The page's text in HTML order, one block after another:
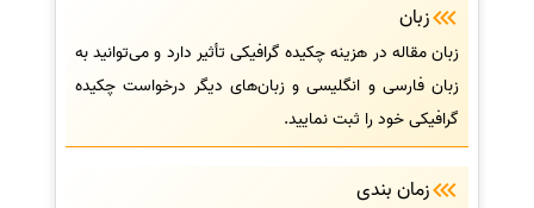
زبان
زبان مقاله در هزینه چکیده گرافیکی تأثیر دارد و می‌توانید به
زبان فارسی و انگلیسی و زبان‌های دیگر درخواست چکیده
گرافیکی خود را ثبت نمایید.
زمان بندی